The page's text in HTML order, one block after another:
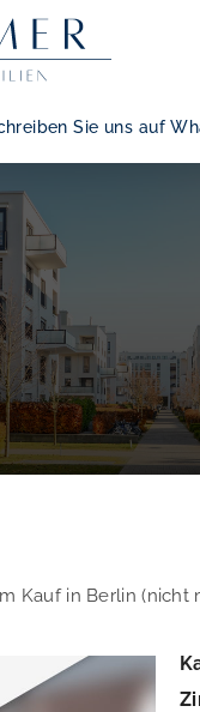
Sie uns auf
Kauf in Berlin (nicht